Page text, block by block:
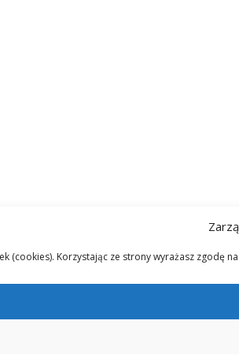
(cookies). Korzystając ze strony wyrażasz zgodę